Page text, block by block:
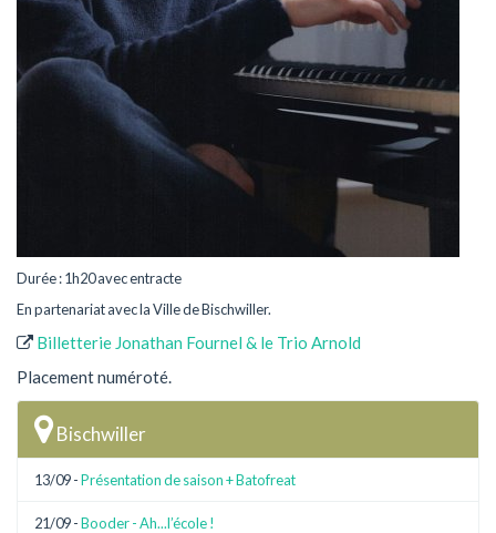
Durée : 1h20 avec entracte
En partenariat avec la Ville de Bischwiller.
Billetterie Jonathan Fournel & le Trio Arnold
Placement numéroté.
Bischwiller
13/09 -Présentation de saison + Batofreat
21/09 -Booder - Ah...l’école !